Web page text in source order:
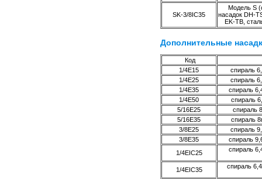
SK-3/8IC35
Модель S
насадок DH-
EK-TB,
Дополнительные
Код
1/4E15
спираль
1/4E25
спираль
1/4E35
спираль
1/4E50
спираль
5/16E25
спираль
5/16E35
спираль
3/8E25
спираль
3/8E35
спираль
1/4EIC25
спираль
1/4EIC35 спираль